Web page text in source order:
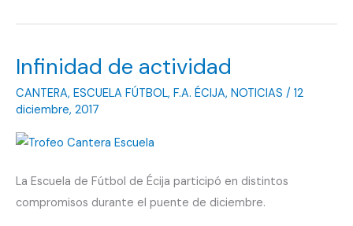
Infinidad de actividad
CANTERA, ESCUELA FÚTBOL, F.A. ÉCIJA, NOTICIAS / 12
diciembre, 2017
La Escuela de Fútbol de Écija participó en distintos
compromisos durante el puente de diciembre.